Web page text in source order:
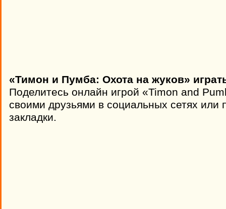
«Тимон и Пумба: Охота на жуков»
Поделитесь онлайн игрой «Timon and
своими друзьями в социальных сетях или
закладки.